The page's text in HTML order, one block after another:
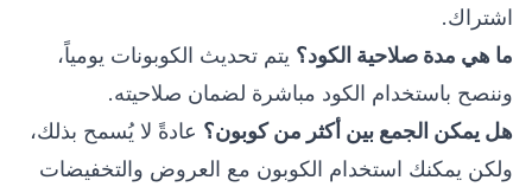
اشتراك.
ما هي مدة صلاحية الكود؟ يتم تحديث الكوبونات يومياً،
وننصح باستخدام الكود مباشرة لضمان صلاحيته.
هل يمكن الجمع بين أكثر من كوبون؟ عادةً لا يُسمح بذلك،
ولكن يمكنك استخدام الكوبون مع العروض والتخفيضات